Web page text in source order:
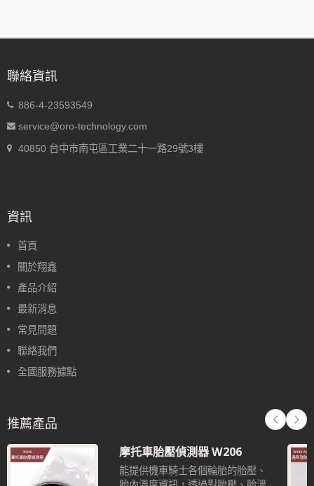
聯絡資訊
886-4-23593549
service@oro-technology.com
40850 台中市南屯區工業二十一路29號3樓
資訊
首頁
關於翔鑫
產品介紹
最新消息
常見問題
聯絡我們
全國服務據點
推薦產品
摩托車胎壓偵測器 W206
能提供機車騎士各個輪胎的胎壓、